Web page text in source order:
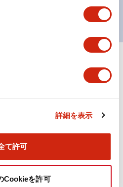
詳細を表示
て許可
Cookieを許可
より多くの方が識別可能に。
すべて展開+
ル
規格・認証